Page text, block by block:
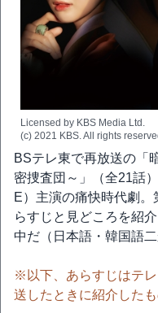
Licensed by KBS Media Ltd.
(c) 2021 KBS. All rights
BSテレ東で再放送の「
密捜査団～」（全21話
E）主演の痛快時代劇
らすじと見どころを紹
中だ（日本語・韓国語
※以下、あらすじはテ
送したときに紹介したも